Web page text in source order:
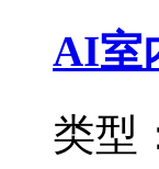
AI室
类型